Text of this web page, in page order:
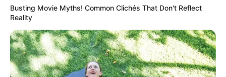
Busting Movie Myths! Common Clichés That Don't Reflect
Reality